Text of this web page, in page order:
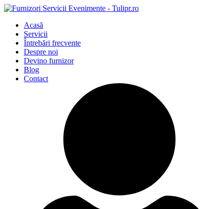
Acasă
Servicii
Întrebări frecvente
Despre noi
Devino furnizor
Blog
Contact